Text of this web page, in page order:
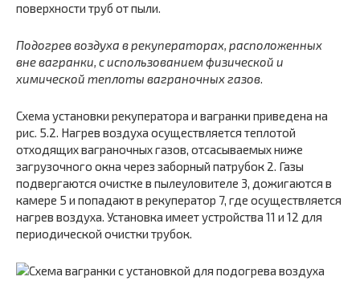
поверхности труб от пыли.
Подогрев воздуха в рекуператорах, расположенных
вне вагранки, с использованием физической и
химической теплоты ваграночных газов.
Схема установки рекуператора и вагранки приведена на
рис. 5.2. Нагрев воздуха осуществляется теплотой
отходящих ваграночных газов, отсасываемых ниже
загрузочного окна через заборный патрубок 2. Газы
подвергаются очистке в пылеуловителе 3, дожигаются в
камере 5 и попадают в рекуператор 7, где осуществляется
нагрев воздуха. Установка имеет устройства 11 и 12 для
периодической очистки трубок.